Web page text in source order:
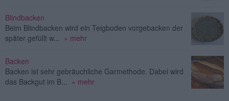
Blindbacken
Beim Blindbacken wird ein Teigboden vorgebacken der
später gefüllt w...
» mehr
Backen
Backen ist sehr gebräuchliche Garmethode. Dabei wird
das Backgut im B...
» mehr